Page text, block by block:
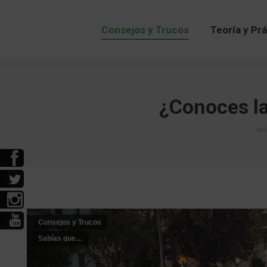
Consejos y Trucos Teoría y
¿Conoces
Consejos y Trucos
Sabías que…
Consejos y Trucos Teoría y